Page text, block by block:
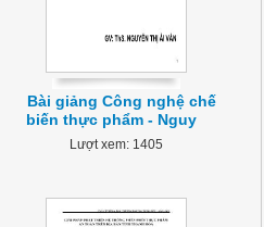
Bài giảng Công nghệ chế
biến thực phẩm - Nguy
Lượt xem: 1405